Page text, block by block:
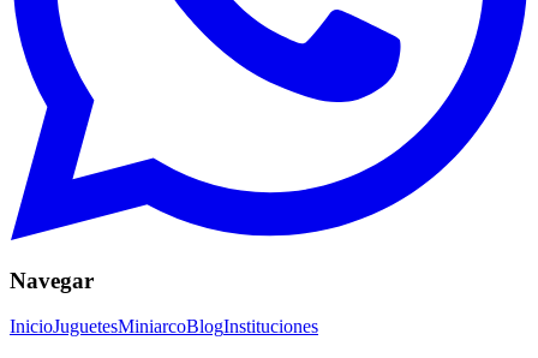
Navegar
InicioJuguetesMiniarcoBlogInstituciones